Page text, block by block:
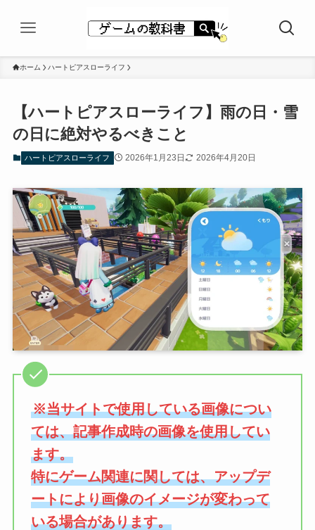
ホーム ハートピアスローライフ
【ハートピアスローライフ】雨の日・雪
の日に絶対やるべきこと
ハートピアスローライフ 2026年1月23日 2026年4月20日
※当サイトで使用している画像につい
ては、記事作成時の画像を使用してい
ます。
特にゲーム関連に関しては、アップデ
ートにより画像のイメージが変わって
いる場合があります。